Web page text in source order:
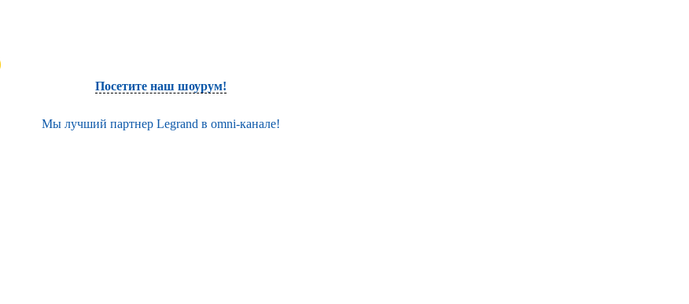
Посетите наш шоурум!
Мы лучший партнер Legrand в omni-канале!